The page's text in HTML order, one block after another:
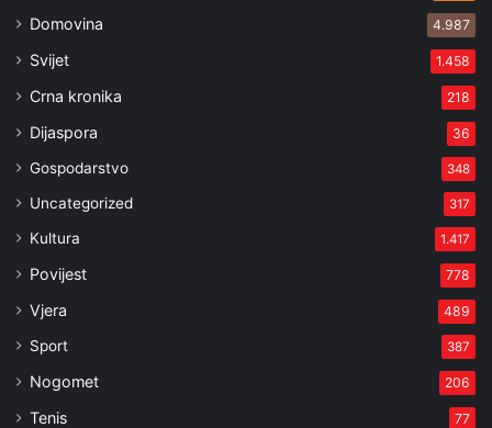
Domovina 4.987
Svijet 1.458
Crna kronika 218
Dijaspora 36
Gospodarstvo 348
Uncategorized 317
Kultura 1.417
Povijest 778
Vjera 489
Sport 387
Nogomet 206
Tenis 77